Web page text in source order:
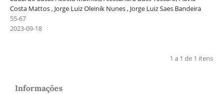
Costa Mattos , Jorge Luiz Oleinik Nunes , Jorge Luiz Saes Bandeira
55-67
2023-09-18
1 a 1 de 1 itens
Informações